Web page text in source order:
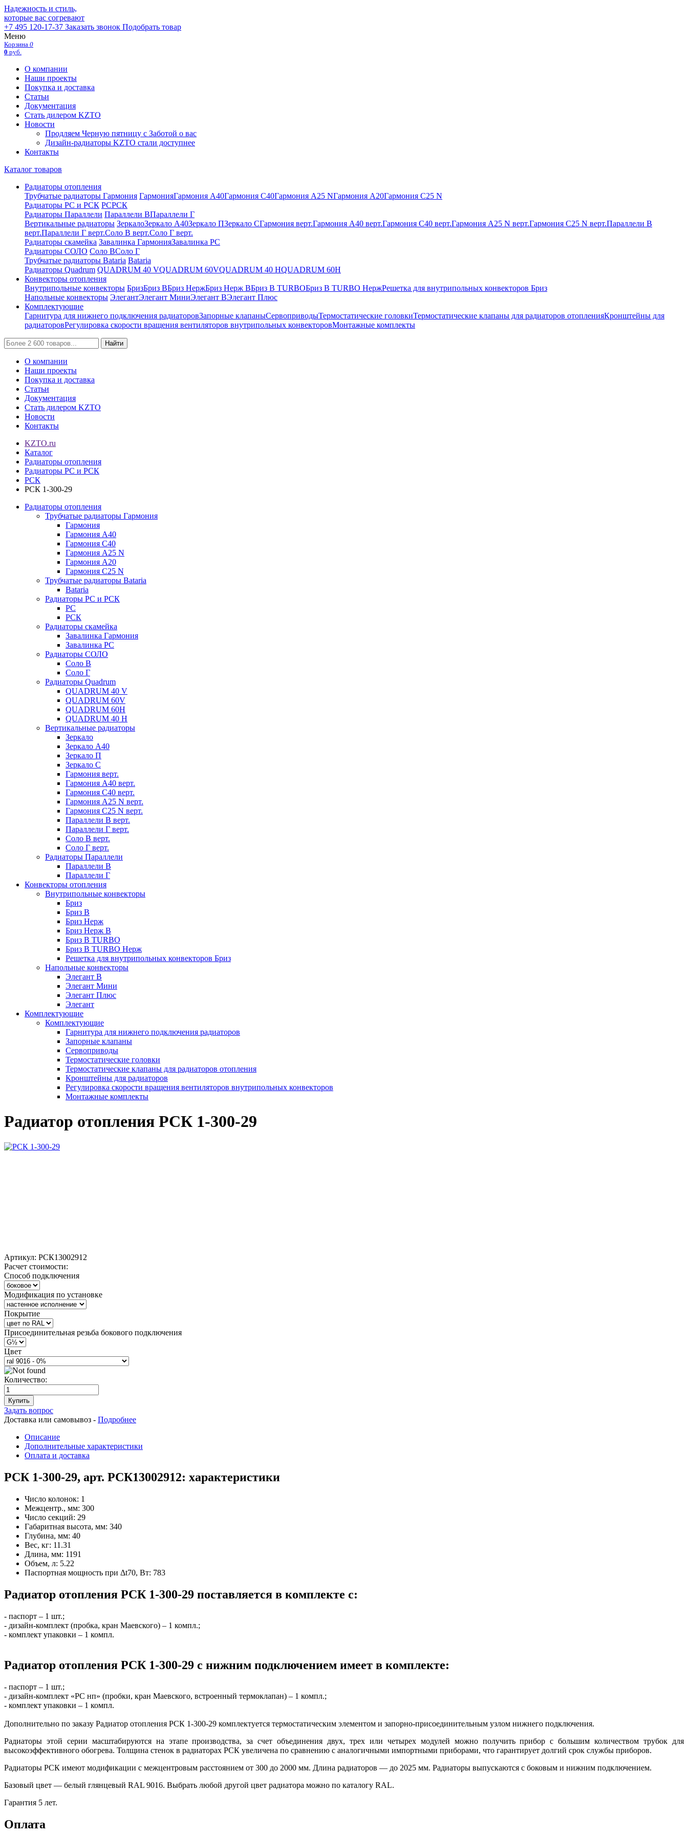
Надежность и стиль,
которые вас согревают
+7 495 120-17-37 Заказать звонок Подобрать товар
Меню
Корзина 0
0 руб.
О компании
Наши проекты
Покупка и доставка
Статьи
Документация
Стать дилером KZTO
Новости
Продляем Черную пятницу с Заботой о вас
Дизайн-радиаторы KZTO стали доступнее
Контакты
Каталог товаров
Радиаторы отопления
Трубчатые радиаторы Гармония ГармонияГармония А40Гармония С40Гармония А25 NГармония А20Гармония С25 N
Радиаторы РС и РСК РСРСК
Радиаторы Параллели Параллели ВПараллели Г
Вертикальные радиаторы ЗеркалоЗеркало А40Зеркало ПЗеркало СГармония верт.Гармония А40 верт.Гармония С40 верт.Гармония А25 N верт.Гармония С25 N верт.Параллели В
верт.Параллели Г верт.Соло В верт.Соло Г верт.
Радиаторы скамейка Завалинка ГармонияЗавалинка РС
Радиаторы СОЛО Соло ВСоло Г
Трубчатые радиаторы Bataria Bataria
Радиаторы Quadrum QUADRUM 40 VQUADRUM 60VQUADRUM 40 HQUADRUM 60H
Конвекторы отопления
Внутрипольные конвекторы БризБриз ВБриз НержБриз Нерж ВБриз В TURBOБриз В TURBO НержРешетка для внутрипольных конвекторов Бриз
Напольные конвекторы ЭлегантЭлегант МиниЭлегант ВЭлегант Плюс
Комплектующие
Гарнитура для нижнего подключения радиаторовЗапорные клапаныСервоприводыТермостатические головкиТермостатические клапаны для радиаторов отопленияКронштейны для
радиаторовРегулировка скорости вращения вентиляторов внутрипольных конвекторовМонтажные комплекты
Найти
О компании
Наши проекты
Покупка и доставка
Статьи
Документация
Стать дилером KZTO
Новости
Контакты
KZTO.ru
Каталог
Радиаторы отопления
Радиаторы РС и РСК
РСК
РСК 1-300-29
Радиаторы отопления
Трубчатые радиаторы Гармония
Гармония
Гармония А40
Гармония С40
Гармония А25 N
Гармония А20
Гармония С25 N
Трубчатые радиаторы Bataria
Bataria
Радиаторы РС и РСК
РС
РСК
Радиаторы скамейка
Завалинка Гармония
Завалинка РС
Радиаторы СОЛО
Соло В
Соло Г
Радиаторы Quadrum
QUADRUM 40 V
QUADRUM 60V
QUADRUM 60H
QUADRUM 40 H
Вертикальные радиаторы
Зеркало
Зеркало А40
Зеркало П
Зеркало С
Гармония верт.
Гармония А40 верт.
Гармония С40 верт.
Гармония А25 N верт.
Гармония С25 N верт.
Параллели В верт.
Параллели Г верт.
Соло В верт.
Соло Г верт.
Радиаторы Параллели
Параллели В
Параллели Г
Конвекторы отопления
Внутрипольные конвекторы
Бриз
Бриз В
Бриз Нерж
Бриз Нерж В
Бриз В TURBO
Бриз В TURBO Нерж
Решетка для внутрипольных конвекторов Бриз
Напольные конвекторы
Элегант В
Элегант Мини
Элегант Плюс
Элегант
Комплектующие
Комплектующие
Гарнитура для нижнего подключения радиаторов
Запорные клапаны
Сервоприводы
Термостатические головки
Термостатические клапаны для радиаторов отопления
Кронштейны для радиаторов
Регулировка скорости вращения вентиляторов внутрипольных конвекторов
Монтажные комплекты
Радиатор отопления РСК 1-300-29
Артикул: РСК13002912
Расчет стоимости:
Способ подключения
Модификация по установке
Покрытие
Присоединительная резьба бокового подключения
Цвет
Количество:
Купить
Задать вопрос
Доставка или самовывоз - Подробнее
Описание
Дополнительные характеристики
Оплата и доставка
РСК 1-300-29, арт. РСК13002912: характеристики
Число колонок: 1
Межцентр., мм: 300
Число секций: 29
Габаритная высота, мм: 340
Глубина, мм: 40
Вес, кг: 11.31
Длина, мм: 1191
Объем, л: 5.22
Паспортная мощность при Δt70, Вт: 783
Радиатор отопления РСК 1-300-29 поставляется в комплекте с:
- паспорт – 1 шт.;
- дизайн-комплект (пробка, кран Маевского) – 1 компл.;
- комплект упаковки – 1 компл.
Радиатор отопления РСК 1-300-29 с нижним подключением имеет в комплекте:
- паспорт – 1 шт.;
- дизайн-комплект «РС нп» (пробки, кран Маевского, встроенный термоклапан) – 1 компл.;
- комплект упаковки – 1 компл.
Дополнительно по заказу Радиатор отопления РСК 1-300-29 комплектуется термостатическим элементом и запорно-присоединительным узлом нижнего подключения.
Радиаторы этой серии масштабируются на этапе производства, за счет объединения двух, трех или четырех модулей можно получить прибор с большим количеством трубок для
высокоэффективного обогрева. Толщина стенок в радиаторах РСК увеличена по сравнению с аналогичными импортными приборами, что гарантирует долгий срок службы приборов.
Радиаторы РСК имеют модификации с межцентровым расстоянием от 300 до 2000 мм. Длина радиаторов — до 2025 мм. Радиаторы выпускаются с боковым и нижним подключением.
Базовый цвет — белый глянцевый RAL 9016. Выбрать любой другой цвет радиатора можно по каталогу RAL.
Гарантия 5 лет.
Оплата